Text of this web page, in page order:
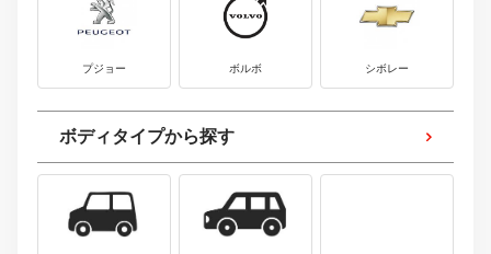
プジョー ボルボ シボレー
ボディタイプから探す